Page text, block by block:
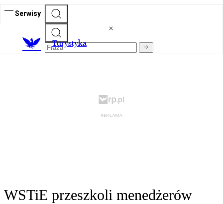
Serwisy
Turystyka
WSTiE przeszkoli menedżerów